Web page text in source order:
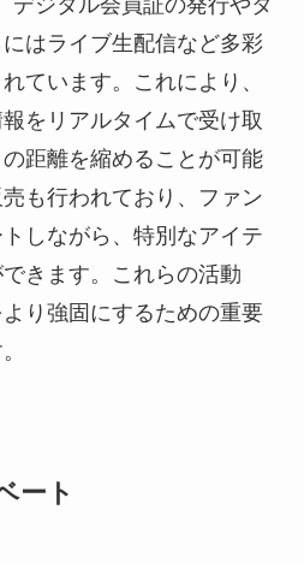
デジタル会員証の発行やタ
はライブ生配信など多彩
ています。これにより、
をリアルタイムで受け取
距離を縮めることが可能
も行われており、ファン
しながら、特別なアイテ
きます。これらの活動
り強固にするための重要
ート